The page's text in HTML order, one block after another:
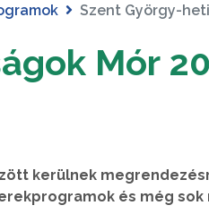
Szent György-
Mór
kerülnek
és még